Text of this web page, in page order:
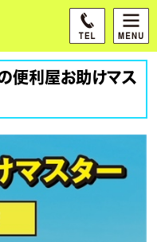
便利屋お助けマス